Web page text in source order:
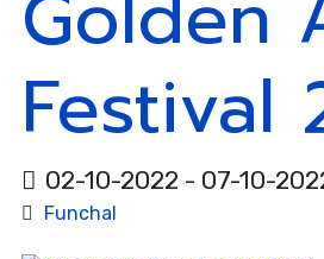
Festival
02-10-2022 - 07-10-
Funchal